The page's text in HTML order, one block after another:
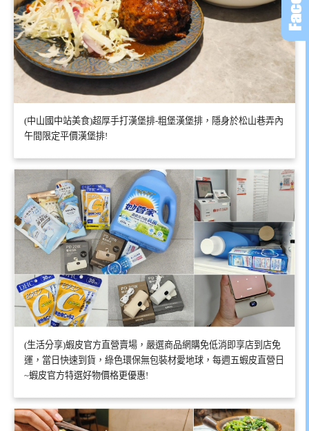
(中山國中站美食)超厚手打漢堡排-粗堡漢堡排，隱身於松山巷弄內
午間限定平價漢堡排!
(生活分享)蝦皮官方直營賣場，嚴選商品網購免低消即享店到店免
運，當日快速到貨，綠色環保無包裝材愛地球，每週五蝦皮直營日
~蝦皮官方特選好物價格更優惠!